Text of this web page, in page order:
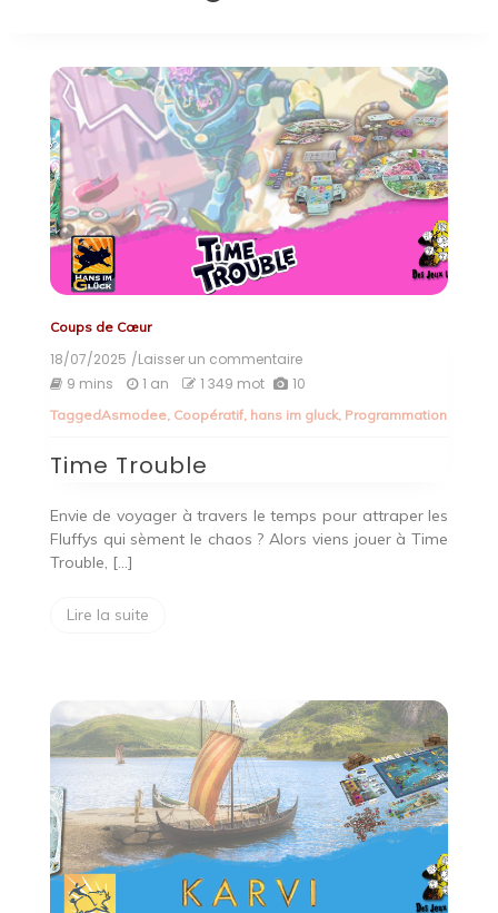
Coups de Cœur
18/07/2025 /Laisser un commentaireon
Time
9 mins 1 an 1 349 mot 10
TaggedAsmodee, Coopératif, hans im gluck, Programmation
Time Trouble
Envie de voyager à travers le temps pour attraper les
Fluffys qui sèment le chaos ? Alors viens jouer à Time
Trouble, […]
Lire la suite